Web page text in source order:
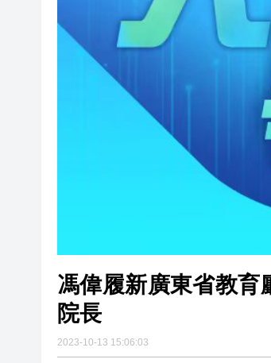
馮偉履新廣東省教育
院長
2023-10-13 15:06:03